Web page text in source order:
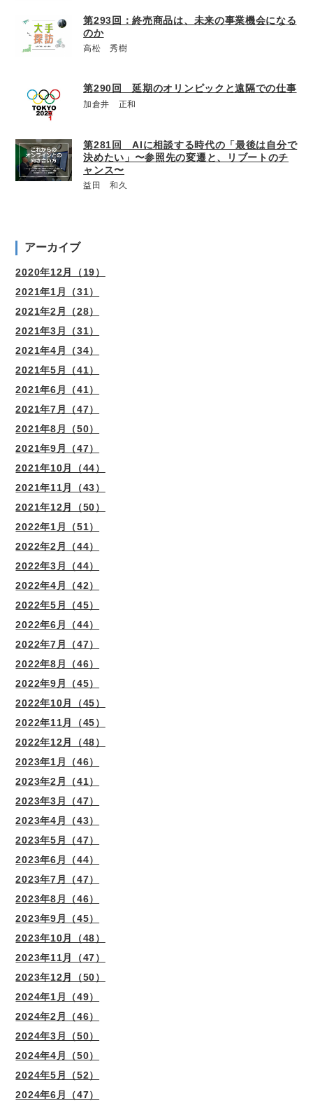
第293回：終売商品は、未来の事業機会になる
のか
高松 秀樹
第290回 延期のオリンピックと遠隔での仕事
加倉井 正和
第281回 AIに相談する時代の「最後は自分で
決めたい」〜参照先の変遷と、リブートのチ
ャンス〜
益田 和久
アーカイブ
2020年12月（19）
2021年1月（31）
2021年2月（28）
2021年3月（31）
2021年4月（34）
2021年5月（41）
2021年6月（41）
2021年7月（47）
2021年8月（50）
2021年9月（47）
2021年10月（44）
2021年11月（43）
2021年12月（50）
2022年1月（51）
2022年2月（44）
2022年3月（44）
2022年4月（42）
2022年5月（45）
2022年6月（44）
2022年7月（47）
2022年8月（46）
2022年9月（45）
2022年10月（45）
2022年11月（45）
2022年12月（48）
2023年1月（46）
2023年2月（41）
2023年3月（47）
2023年4月（43）
2023年5月（47）
2023年6月（44）
2023年7月（47）
2023年8月（46）
2023年9月（45）
2023年10月（48）
2023年11月（47）
2023年12月（50）
2024年1月（49）
2024年2月（46）
2024年3月（50）
2024年4月（50）
2024年5月（52）
2024年6月（47）